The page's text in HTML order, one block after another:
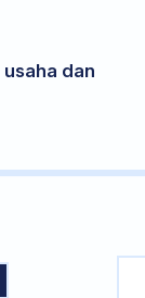
dan